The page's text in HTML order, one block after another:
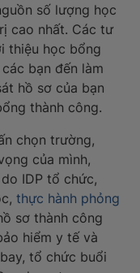
số lượng học
cao nhất. Các tư
thiệu học bổng
bạn đến làm
hồ sơ của bạn
thành công.
chọn trường,
của mình,
IDP tổ chức,
thực hành phỏng
sơ thành công
hiểm y tế và
tổ chức buổi